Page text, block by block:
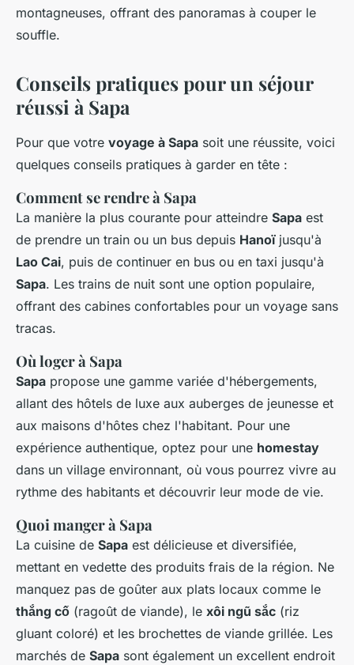
montagneuses, offrant des panoramas à couper le
souffle.
Conseils pratiques pour un séjour
réussi à Sapa
Pour que votre voyage à Sapa soit une réussite, voici
quelques conseils pratiques à garder en tête :
Comment se rendre à Sapa
La manière la plus courante pour atteindre Sapa est
de prendre un train ou un bus depuis Hanoïjusqu'à
Lao Cai, puis de continuer en bus ou en taxi jusqu'à
Sapa. Les trains de nuit sont une option populaire,
offrant des cabines confortables pour un voyage sans
tracas.
Où loger à Sapa
Sapa propose une gamme variée d'hébergements,
allant des hôtels de luxe aux auberges de jeunesse et
aux maisons d'hôtes chez l'habitant. Pour une
expérience authentique, optez pour une homestay
dans un village environnant, où vous pourrez vivre au
rythme des habitants et découvrir leur mode de vie.
Quoi manger à Sapa
La cuisine de Sapa est délicieuse et diversifiée,
mettant en vedette des produits frais de la région. Ne
manquez pas de goûter aux plats locaux comme le
thắng cố (ragoût de viande), le xôi ngũ sắc (riz
gluant coloré) et les brochettes de viande grillée. Les
marchés de Sapa sont également un excellent endroit